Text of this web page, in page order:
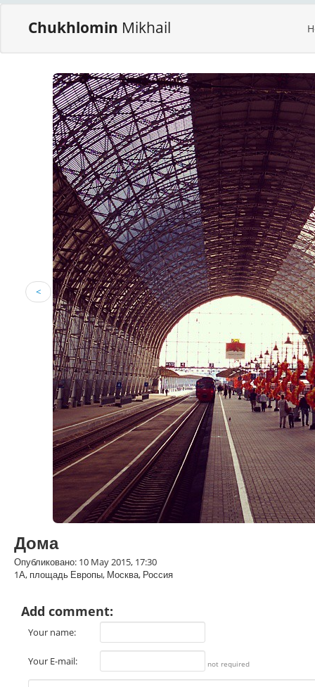
Chukhlomin Mikhail
<
Дома
Опубликовано: 10 May 2015, 17:30
1А, площадь Европы, Москва, Россия
Add comment:
Your name:
Your E-mail: not required